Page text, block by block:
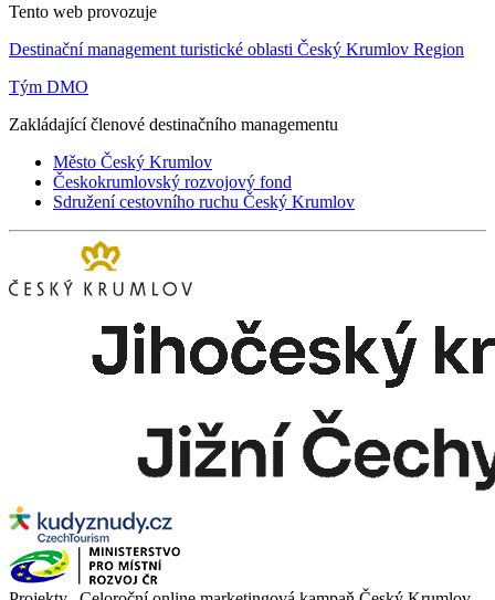
Tento web provozuje
Destinační management turistické oblasti Český Krumlov Region
Tým DMO
Zakládající členové destinačního managementu
Město Český Krumlov
Českokrumlovský rozvojový fond
Sdružení cestovního ruchu Český Krumlov